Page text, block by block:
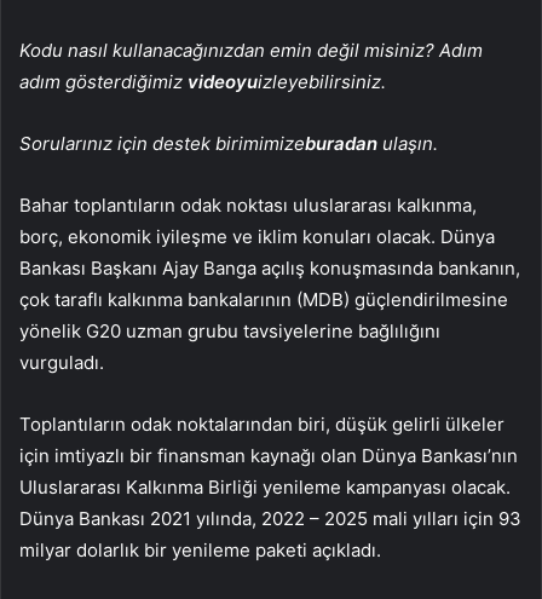
Kodu nasıl kullanacağınızdan emin değil misiniz? Adım
adım gösterdiğimiz videoyuizleyebilirsiniz.
Sorularınız için destek birimimizeburadan ulaşın.
Bahar toplantıların odak noktası uluslararası kalkınma,
borç, ekonomik iyileşme ve iklim konuları olacak. Dünya
Bankası Başkanı Ajay Banga açılış konuşmasında bankanın,
çok taraflı kalkınma bankalarının (MDB) güçlendirilmesine
yönelik G20 uzman grubu tavsiyelerine bağlılığını
vurguladı.
Toplantıların odak noktalarından biri, düşük gelirli ülkeler
için imtiyazlı bir finansman kaynağı olan Dünya Bankası’nın
Uluslararası Kalkınma Birliği yenileme kampanyası olacak.
Dünya Bankası 2021 yılında, 2022 – 2025 mali yılları için 93
milyar dolarlık bir yenileme paketi açıkladı.